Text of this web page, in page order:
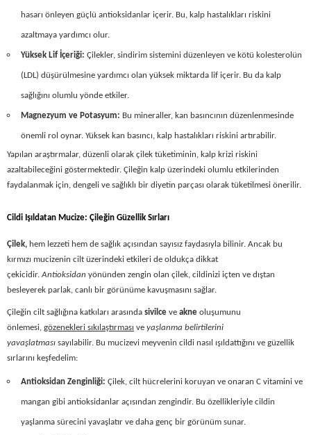
hasarı önleyen güçlü antioksidanlar içerir. Bu, kalp hastalıkları riskini
azaltmaya yardımcı olur.
Yüksek Lif İçeriği: Çilekler, sindirim sistemini düzenleyen ve kötü kolesterolün
(LDL) düşürülmesine yardımcı olan yüksek miktarda lif içerir. Bu da kalp
sağlığını olumlu yönde etkiler.
Magnezyum ve Potasyum: Bu mineraller, kan basıncının düzenlenmesinde
önemli rol oynar. Yüksek kan basıncı, kalp hastalıkları riskini artırabilir.
Yapılan araştırmalar, düzenli olarak çilek tüketiminin, kalp krizi riskini
azaltabileceğini göstermektedir. Çileğin kalp üzerindeki olumlu etkilerinden
faydalanmak için, dengeli ve sağlıklı bir diyetin parçası olarak tüketilmesi önerilir.
Cildi Işıldatan Mucize: Çileğin Güzellik Sırları
Çilek, hem lezzeti hem de sağlık açısından sayısız faydasıyla bilinir. Ancak bu
kırmızı mucizenin cilt üzerindeki etkileri de oldukça dikkat
çekicidir. Antioksidan yönünden zengin olan çilek, cildinizi içten ve dıştan
besleyerek parlak, canlı bir görünüme kavuşmasını sağlar.
Çileğin cilt sağlığına katkıları arasında sivilce ve akne oluşumunu
önlemesi, gözenekleri sıkılaştırması ve yaşlanma belirtilerini
yavaşlatması sayılabilir. Bu mucizevi meyvenin cildi nasıl ışıldattığını ve güzellik
sırlarını keşfedelim:
Antioksidan Zenginliği: Çilek, cilt hücrelerini koruyan ve onaran C vitamini ve
mangan gibi antioksidanlar açısından zengindir. Bu özellikleriyle cildin
yaşlanma sürecini yavaşlatır ve daha genç bir görünüm sunar.